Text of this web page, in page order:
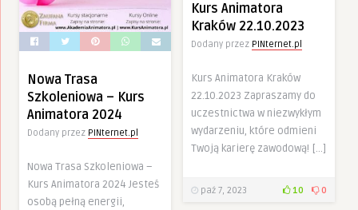
Nowa Trasa
Szkoleniowa – Kurs
Animatora 2024
Dodany przez PINternet.pl
Nowa Trasa Szkoleniowa –
Kurs Animatora 2024 Jesteś
osobą pełną energii,
Kurs Animatora
Kraków 22.10.2023
Dodany przez PINternet.pl
Kurs Animatora Kraków
22.10.2023 Zapraszamy do
uczestnictwa w niezwykłym
wydarzeniu, które odmieni
Twoją karierę zawodową! […]
paź 7, 2023 10 0